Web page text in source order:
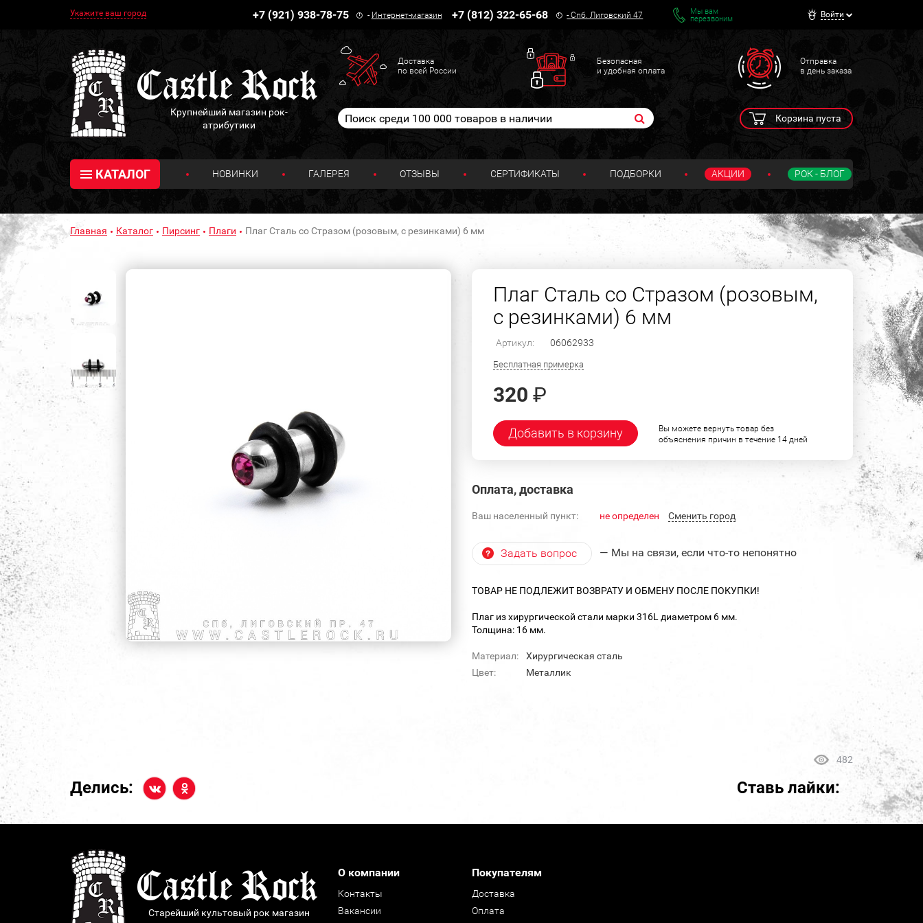
Укажите ваш город +7 (921) 938-78-75 - Интернет-магазин +7 (812) 322-65-68 -Спб. Лиговский 47
Мы вам
перезвоним
Войти
Крупнейший магазин рок-
атрибутики
Доставка
по всей России
Безопасная
и удобная оплата
Отправка
в день заказа
Корзина пуста
КАТАЛОГ НОВИНКИ ГАЛЕРЕЯ ОТЗЫВЫ СЕРТИФИКАТЫ ПОДБОРКИ АКЦИИ РОК - БЛОГ
Главная Каталог Пирсинг Плаги Плаг Сталь со Стразом (розовым, с резинками) 6 мм
Плаг Сталь со Стразом (розовым,
с резинками) 6 мм
Артикул: 06062933
Бесплатная примерка
320 ₽
Добавить в корзину
Вы можете вернуть товар без
объяснения причин в течение 14 дней
Оплата, доставка
Ваш населенный пункт: не определен Cменить город
Задать вопрос — Мы на связи, если что-то непонятно
ТОВАР НЕ ПОДЛЕЖИТ ВОЗВРАТУ И ОБМЕНУ ПОСЛЕ ПОКУПКИ!
Плаг из хирургической стали марки 316L диаметром 6 мм.
Толщина: 16 мм.
Материал:
Хирургическая сталь
Цвет:
Металлик
482
Делись: Ставь лайки:
Старейший культовый рок магазин
О компании
Контакты
Вакансии
Покупателям
Доставка
Оплата